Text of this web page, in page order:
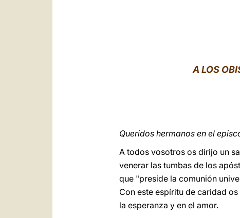
A LOS
Queridos hermanos en el
A todos vosotros os dirijo un
venerar las tumbas de los
que "preside la comunión
Con este espíritu de caridad
la esperanza y en el amor.